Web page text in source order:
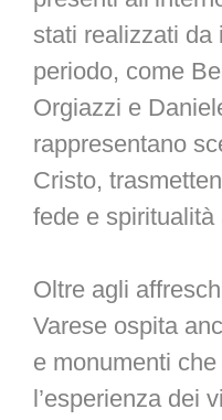
stati realizzati da
periodo, come
Orgiazzi e
rappresentano
Cristo,
fede e spiritualità
Oltre agli
Varese ospita
e monumenti
l’esperienza dei